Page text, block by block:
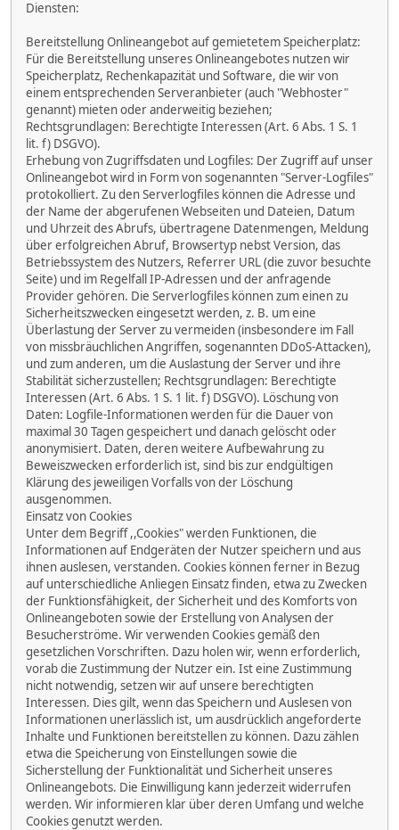
Diensten:
Bereitstellung Onlineangebot auf gemietetem Speicherplatz:
Für die Bereitstellung unseres Onlineangebotes nutzen wir
Speicherplatz, Rechenkapazität und Software, die wir von
einem entsprechenden Serveranbieter (auch "Webhoster"
genannt) mieten oder anderweitig beziehen;
Rechtsgrundlagen: Berechtigte Interessen (Art. 6 Abs. 1 S. 1
lit. f) DSGVO).
Erhebung von Zugriffsdaten und Logfiles: Der Zugriff auf unser
Onlineangebot wird in Form von sogenannten "Server-Logfiles"
protokolliert. Zu den Serverlogfiles können die Adresse und
der Name der abgerufenen Webseiten und Dateien, Datum
und Uhrzeit des Abrufs, übertragene Datenmengen, Meldung
über erfolgreichen Abruf, Browsertyp nebst Version, das
Betriebssystem des Nutzers, Referrer URL (die zuvor besuchte
Seite) und im Regelfall IP-Adressen und der anfragende
Provider gehören. Die Serverlogfiles können zum einen zu
Sicherheitszwecken eingesetzt werden, z. B. um eine
Überlastung der Server zu vermeiden (insbesondere im Fall
von missbräuchlichen Angriffen, sogenannten DDoS-Attacken),
und zum anderen, um die Auslastung der Server und ihre
Stabilität sicherzustellen; Rechtsgrundlagen: Berechtigte
Interessen (Art. 6 Abs. 1 S. 1 lit. f) DSGVO). Löschung von
Daten: Logfile-Informationen werden für die Dauer von
maximal 30 Tagen gespeichert und danach gelöscht oder
anonymisiert. Daten, deren weitere Aufbewahrung zu
Beweiszwecken erforderlich ist, sind bis zur endgültigen
Klärung des jeweiligen Vorfalls von der Löschung
ausgenommen.
Einsatz von Cookies
Unter dem Begriff ,,Cookies" werden Funktionen, die
Informationen auf Endgeräten der Nutzer speichern und aus
ihnen auslesen, verstanden. Cookies können ferner in Bezug
auf unterschiedliche Anliegen Einsatz finden, etwa zu Zwecken
der Funktionsfähigkeit, der Sicherheit und des Komforts von
Onlineangeboten sowie der Erstellung von Analysen der
Besucherströme. Wir verwenden Cookies gemäß den
gesetzlichen Vorschriften. Dazu holen wir, wenn erforderlich,
vorab die Zustimmung der Nutzer ein. Ist eine Zustimmung
nicht notwendig, setzen wir auf unsere berechtigten
Interessen. Dies gilt, wenn das Speichern und Auslesen von
Informationen unerlässlich ist, um ausdrücklich angeforderte
Inhalte und Funktionen bereitstellen zu können. Dazu zählen
etwa die Speicherung von Einstellungen sowie die
Sicherstellung der Funktionalität und Sicherheit unseres
Onlineangebots. Die Einwilligung kann jederzeit widerrufen
werden. Wir informieren klar über deren Umfang und welche
Cookies genutzt werden.